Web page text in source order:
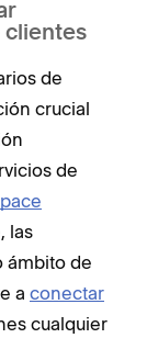
clientes
de
crucial
de
las
ámbito de
a conectar
cualquier